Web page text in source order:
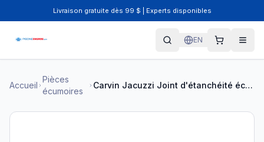
Livraison gratuite dès 99 $ | Experts disponibles
EN
Accueil
Pièces
écumoires
Carvin Jacuzzi Joint d'étanchéité écumoire grande bouche